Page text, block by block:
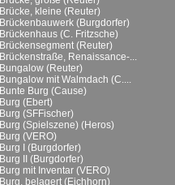
Brücke, kleine (Reuter)
Brückenbauwerk (Burgdorfer)
Brückenhaus (C. Fritzsche)
Brückensegment (Reuter)
Brückenstraße, Renaissance-...
Bungalow (Reuter)
Bungalow mit Walmdach (C....
Bunte Burg (Cause)
Burg (Ebert)
Burg (SFFischer)
Burg (Spielszene) (Heros)
Burg (VERO)
Burg I (Burgdorfer)
Burg II (Burgdorfer)
Burg mit Inventar (VERO)
Burg, belagert (Eichhorn)